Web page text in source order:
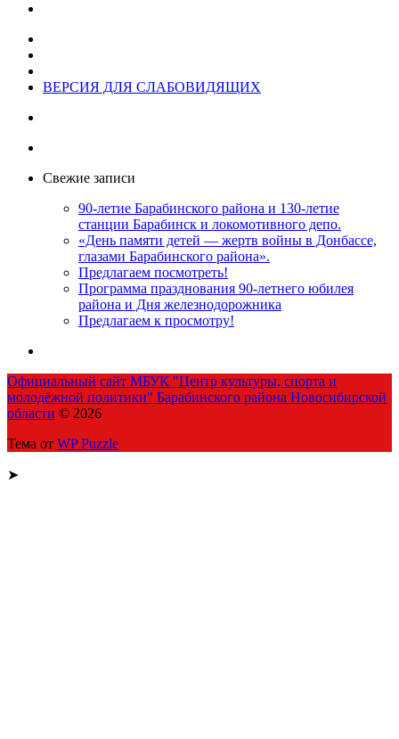
ВЕРСИЯ ДЛЯ СЛАБОВИДЯЩИХ
Свежие записи
90-летие Барабинского района и 130-летие
станции Барабинск и локомотивного депо.
«День памяти детей — жертв войны в Донбассе,
глазами Барабинского района».
Предлагаем посмотреть!
Программа празднования 90-летнего юбилея
района и Дня железнодорожника
Предлагаем к просмотру!
Официальный сайт МБУК "Центр культуры, спорта и
молодёжной политики" Барабинского района Новосибирской
области © 2026
Тема от WP Puzzle
➤